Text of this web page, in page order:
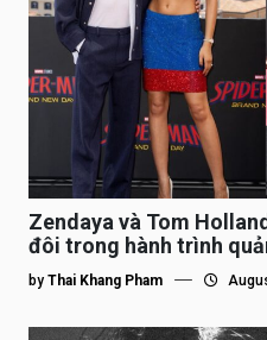
Zendaya và Tom
đôi trong hành trình
by Thai Khang Pham